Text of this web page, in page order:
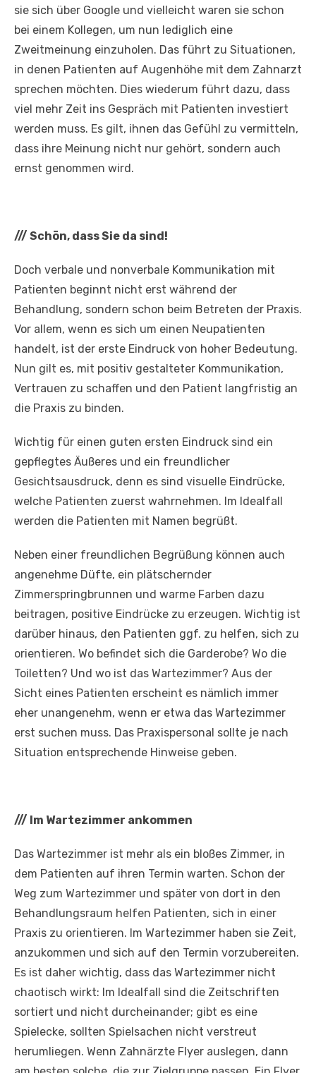
sie sich über Google und vielleicht waren sie schon
bei einem Kollegen, um nun lediglich eine
Zweitmeinung einzuholen. Das führt zu Situationen,
in denen Patienten auf Augenhöhe mit dem Zahnarzt
sprechen möchten. Dies wiederum führt dazu, dass
viel mehr Zeit ins Gespräch mit Patienten investiert
werden muss. Es gilt, ihnen das Gefühl zu vermitteln,
dass ihre Meinung nicht nur gehört, sondern auch
ernst genommen wird.
/// Schön, dass Sie da sind!
Doch verbale und nonverbale Kommunikation mit
Patienten beginnt nicht erst während der
Behandlung, sondern schon beim Betreten der Praxis.
Vor allem, wenn es sich um einen Neupatienten
handelt, ist der erste Eindruck von hoher Bedeutung.
Nun gilt es, mit positiv gestalteter Kommunikation,
Vertrauen zu schaffen und den Patient langfristig an
die Praxis zu binden.
Wichtig für einen guten ersten Eindruck sind ein
gepflegtes Äußeres und ein freundlicher
Gesichtsausdruck, denn es sind visuelle Eindrücke,
welche Patienten zuerst wahrnehmen. Im Idealfall
werden die Patienten mit Namen begrüßt.
Neben einer freundlichen Begrüßung können auch
angenehme Düfte, ein plätschernder
Zimmerspringbrunnen und warme Farben dazu
beitragen, positive Eindrücke zu erzeugen. Wichtig ist
darüber hinaus, den Patienten ggf. zu helfen, sich zu
orientieren. Wo befindet sich die Garderobe? Wo die
Toiletten? Und wo ist das Wartezimmer? Aus der
Sicht eines Patienten erscheint es nämlich immer
eher unangenehm, wenn er etwa das Wartezimmer
erst suchen muss. Das Praxispersonal sollte je nach
Situation entsprechende Hinweise geben.
/// Im Wartezimmer ankommen
Das Wartezimmer ist mehr als ein bloßes Zimmer, in
dem Patienten auf ihren Termin warten. Schon der
Weg zum Wartezimmer und später von dort in den
Behandlungsraum helfen Patienten, sich in einer
Praxis zu orientieren. Im Wartezimmer haben sie Zeit,
anzukommen und sich auf den Termin vorzubereiten.
Es ist daher wichtig, dass das Wartezimmer nicht
chaotisch wirkt: Im Idealfall sind die Zeitschriften
sortiert und nicht durcheinander; gibt es eine
Spielecke, sollten Spielsachen nicht verstreut
herumliegen. Wenn Zahnärzte Flyer auslegen, dann